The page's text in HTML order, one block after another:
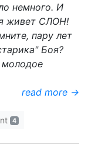
немного. И
живет СЛОН!
пару лет
Боя?
молодое
read more →
4